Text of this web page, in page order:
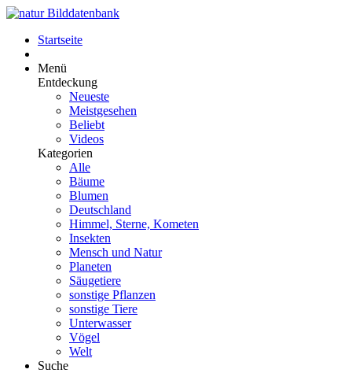
Startseite
Menü
Entdeckung
Neueste
Meistgesehen
Beliebt
Videos
Kategorien
Alle
Bäume
Blumen
Deutschland
Himmel, Sterne, Kometen
Insekten
Mensch und Natur
Planeten
Säugetiere
sonstige Pflanzen
sonstige Tiere
Unterwasser
Vögel
Welt
Suche